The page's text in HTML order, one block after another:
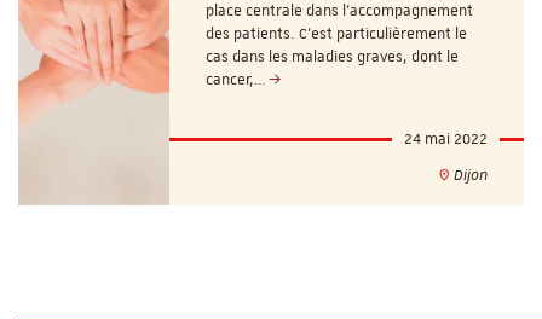
place centrale dans l’accompagnement
des patients. C’est particulièrement le
cas dans les maladies graves, dont le
cancer,…
24 mai 2022
Dijon